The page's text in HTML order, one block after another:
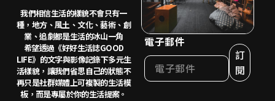
我們相信生活的樣貌不會只有一
種，地方、風土、 文化、藝術、創
業、追劇都是生活的冰山一角
希望透過《好好生活誌GOOD
LIFE》的文字與影像記錄下多元生
活樣貌，讓我們省思自己的狀態不
再只是社群媒體上可複製的生活模
板，而是專屬於你的生活提案。
電子郵件
訂
閱